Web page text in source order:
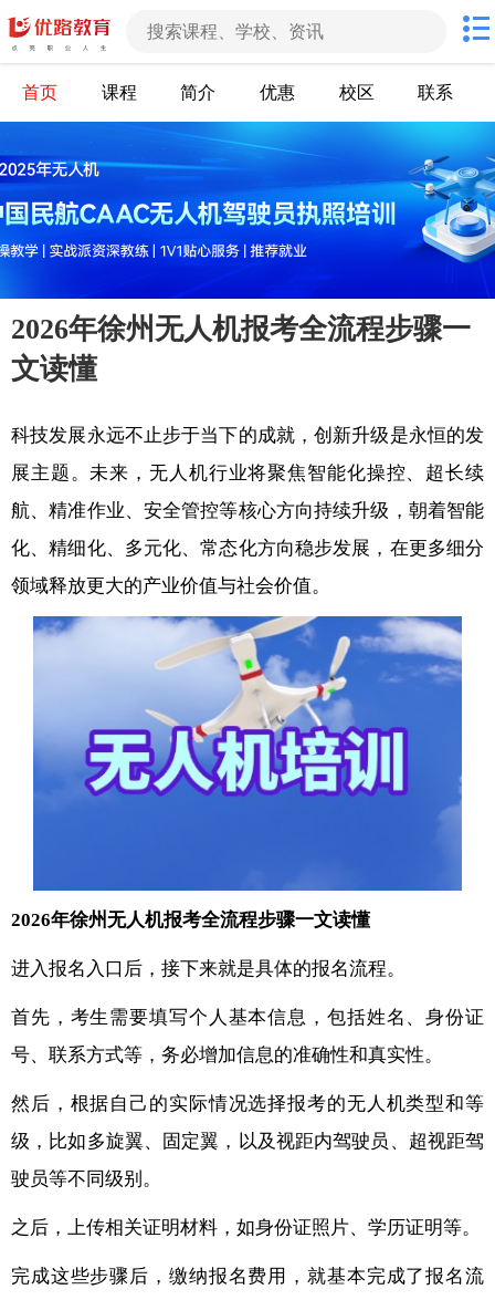
首页 课程 简介 优惠 校区 联系
2026年徐州无人机报考全流程步骤一
文读懂
科技发展永远不止步于当下的成就，创新升级是永恒的发
展主题。未来，无人机行业将聚焦智能化操控、超长续
航、精准作业、安全管控等核心方向持续升级，朝着智能
化、精细化、多元化、常态化方向稳步发展，在更多细分
领域释放更大的产业价值与社会价值。
2026年徐州无人机报考全流程步骤一文读懂
进入报名入口后，接下来就是具体的报名流程。
首先，考生需要填写个人基本信息，包括姓名、身份证
号、联系方式等，务必增加信息的准确性和真实性。
然后，根据自己的实际情况选择报考的无人机类型和等
级，比如多旋翼、固定翼，以及视距内驾驶员、超视距驾
驶员等不同级别。
之后，上传相关证明材料，如身份证照片、学历证明等。
完成这些步骤后，缴纳报名费用，就基本完成了报名流